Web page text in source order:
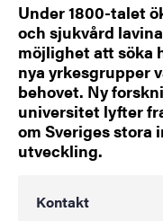
Under 1800-talet
och sjukvård
möjlighet att söka
nya yrkesgrupper
behovet. Ny
universitet lyfter
om Sveriges stora
utveckling.
Kontakt